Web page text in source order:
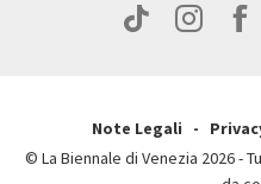
Note Legali
© La Biennale di Venezia 2026 -